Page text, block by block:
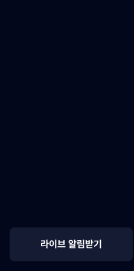
라이브 알림받기